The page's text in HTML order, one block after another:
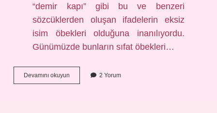
“demir kapı” gibi bu ve benzeri
sözcüklerden oluşan ifadelerin eksiz
isim öbekleri olduğuna inanılıyordu.
Günümüzde bunların sıfat öbekleri…
Devamını okuyun
Isim
2 Yorum